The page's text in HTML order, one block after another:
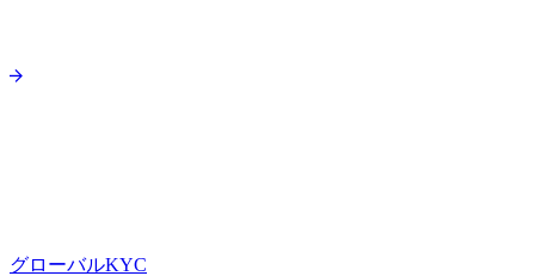
グローバルKYC